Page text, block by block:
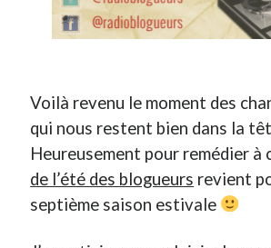
JFdans C’était pas mieux avant… à Lyon
littleceltdansComment j’ai opéré ma vélorution
Anthony
Comment j’ai opéré ma vélorution
Comment j’ai opéré ma
personnelle
Voilà revenu le moment des
qui nous restent bien dans la
Heureusement pour remédier à
de l’été des blogueurs revient
septième saison estivale